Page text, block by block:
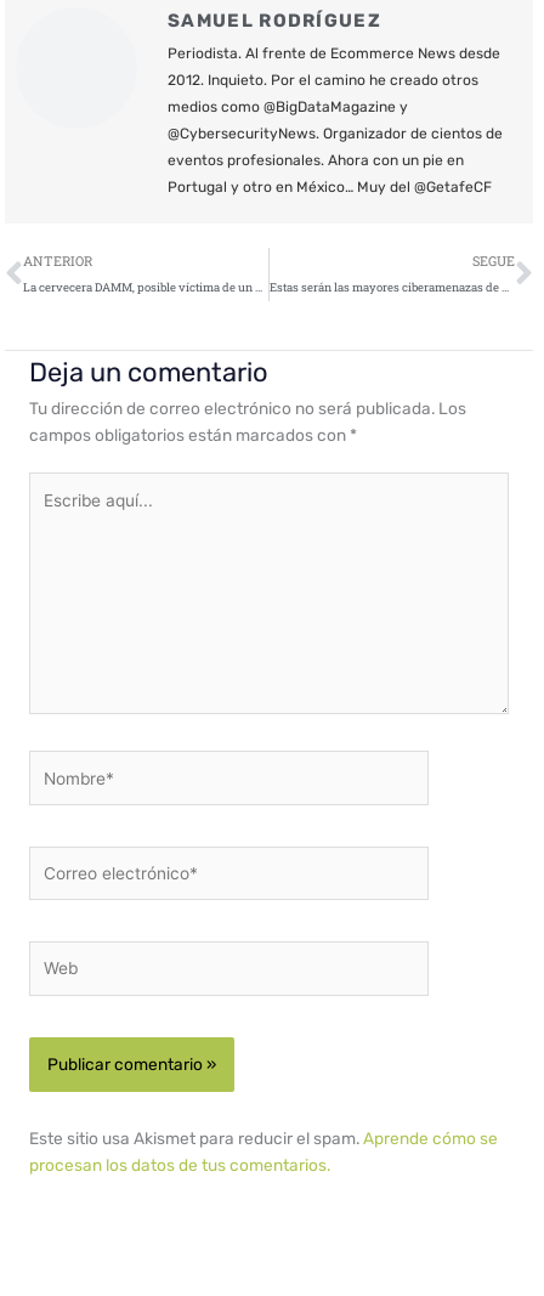
SAMUEL RODRÍGUEZ
Periodista. Al frente de Ecommerce News desde
2012. Inquieto. Por el camino he creado otros
medios como @BigDataMagazine y
@CybersecurityNews. Organizador de cientos de
eventos profesionales. Ahora con un pie en
Portugal y otro en México… Muy del @GetafeCF
Ant
ANTERIOR
La cervecera DAMM, posible víctima de un ataque informático
SEGUE
Estas serán las mayores ciberamenazas de 2022
Deja un comentario
Tu dirección de correo electrónico no será publicada. Los
campos obligatorios están marcados con *
aquí...
electrónico*
Este sitio usa Akismet para reducir el spam.Aprende cómo se
procesan los datos de tus comentarios.